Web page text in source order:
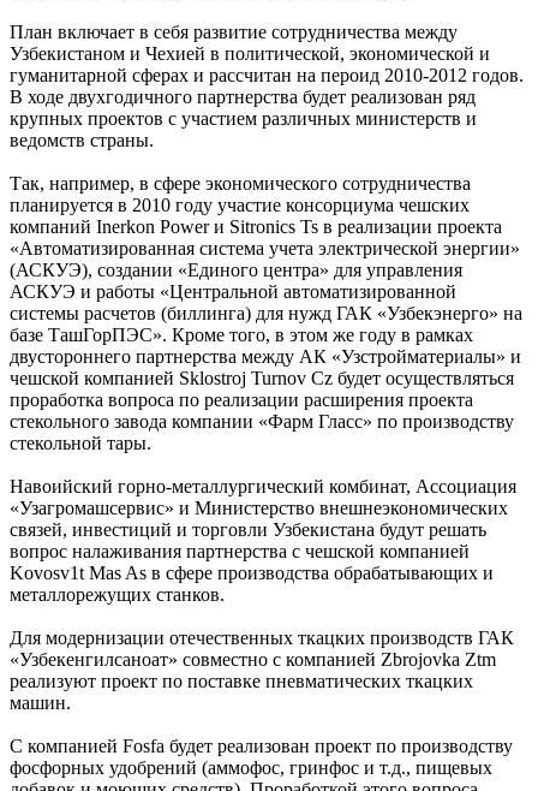
План включает в себя развитие сотрудничества между
Узбекистаном и Чехией в политической, экономической и
гуманитарной сферах и рассчитан на пероид 2010-2012 годов.
В ходе двухгодичного партнерства будет реализован ряд
крупных проектов с участием различных министерств и
ведомств страны.
Так, например, в сфере экономического сотрудничества
планируется в 2010 году участие консорциума чешских
компаний Inerkon Power и Sitronics Ts в реализации проекта
«Автоматизированная система учета электрической энергии»
(АСКУЭ), создании «Единого центра» для управления
АСКУЭ и работы «Центральной автоматизированной
системы расчетов (биллинга) для нужд ГАК «Узбекэнерго» на
базе ТашГорПЭС». Кроме того, в этом же году в рамках
двустороннего партнерства между АК «Узстройматериалы» и
чешской компанией Sklostroj Turnov Cz будет осуществляться
проработка вопроса по реализации расширения проекта
стекольного завода компании «Фарм Гласс» по производству
стекольной тары.
Навоийский горно-металлургический комбинат, Ассоциация
«Узагромашсервис» и Министерство внешнеэкономических
связей, инвестиций и торговли Узбекистана будут решать
вопрос налаживания партнерства с чешской компанией
Kovosv1t Mas As в сфере производства обрабатывающих и
металлорежущих станков.
Для модернизации отечественных ткацких производств ГАК
«Узбекенгилсаноат» совместно с компанией Zbrojovka Ztm
реализуют проект по поставке пневматических ткацких
машин.
С компанией Fosfa будет реализован проект по производству
фосфорных удобрений (аммофос, гринфос и т.д., пищевых